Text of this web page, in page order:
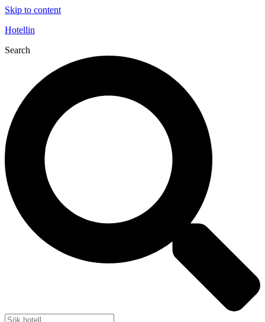
Skip to content
Hotellin
Search